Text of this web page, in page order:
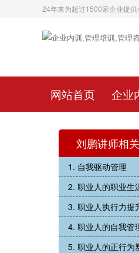
24年来为超过1500家企业提
网站首页 企业
刘鹏讲师相
1. 自我驱动管理
2. 职业人的职业生
3. 职业人执行力提
4. 职业人的自我管
5. 职业人的正行为